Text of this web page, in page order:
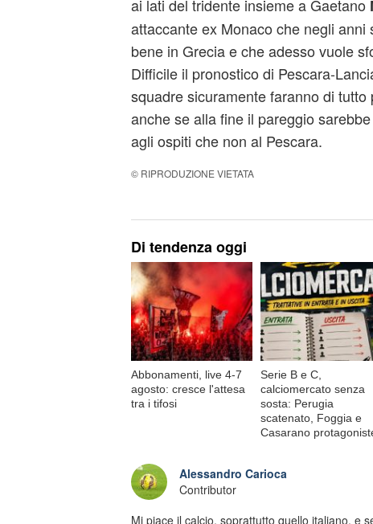
ai lati del tridente insieme a Gaetano
attaccante ex Monaco che negli anni
bene in Grecia e che adesso vuole
Difficile il pronostico di Pescara-
squadre sicuramente faranno di tutto
anche se alla fine il pareggio
agli ospiti che non al Pescara.
© RIPRODUZIONE VIETATA
Di tendenza oggi
Abbonamenti, live 4-7
agosto: cresce l'attesa
tra i tifosi
Serie B e C,
calciomercato senza
sosta: Perugia
scatenato, Foggia e
Casarano
Alessandro Carioca
Contributor
Mi piace il calcio, soprattutto quello italiano, e